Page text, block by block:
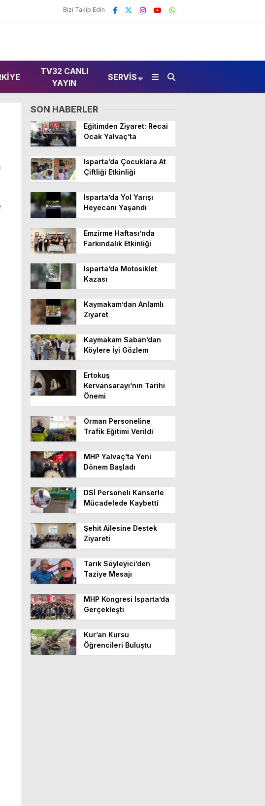
Bizi Takip Edin
TV32 CANLI
YAYIN
SERVIS
SON HABERLER
Eğitimden Ziyaret: Recai
Ocak Yalvaç’ta
Isparta’da Çocuklara At
Çiftliği Etkinliği
Isparta’da Yol Yarışı
Heyecanı Yaşandı
Emzirme Haftası’nda
Farkındalık Etkinliği
Isparta’da Motosiklet
Kazası
Kaymakam’dan Anlamlı
Ziyaret
Kaymakam Saban’dan
Köylere İyi Gözlem
Ertokuş
Kervansarayı’nın Tarihi
Önemi
Orman Personeline
Trafik Eğitimi Verildi
MHP Yalvaç’ta Yeni
Dönem Başladı
DSİ Personeli Kanserle
Mücadelede Kaybetti
Şehit Ailesine Destek
Ziyareti
Tarık Söyleyici’den
Taziye Mesajı
MHP Kongresi Isparta’da
Gerçekleşti
Kur’an Kursu
Öğrencileri Buluştu